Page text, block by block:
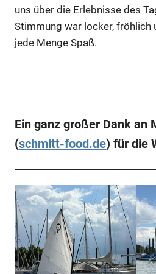
uns über die Erlebnisse des
Stimmung war locker, fröhlich
jede Menge Spaß.
Ein ganz großer Dank an
(schmitt-food.de) für die